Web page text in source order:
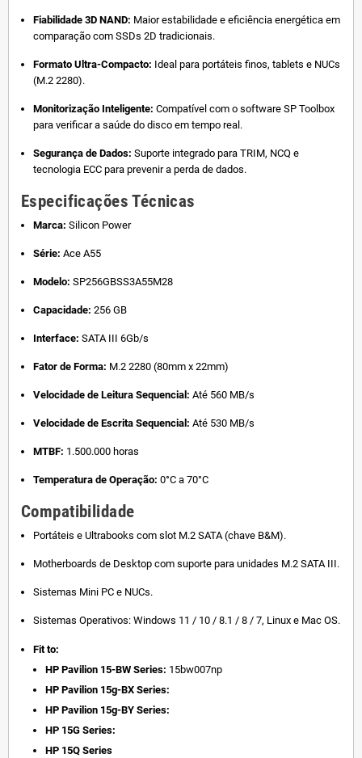
Fiabilidade 3D NAND: Maior estabilidade e eficiência energética em
comparação com SSDs 2D tradicionais.
Formato Ultra-Compacto: Ideal para portáteis finos, tablets e NUCs
(M.2 2280).
Monitorização Inteligente: Compatível com o software SP Toolbox
para verificar a saúde do disco em tempo real.
Segurança de Dados: Suporte integrado para TRIM, NCQ e
tecnologia ECC para prevenir a perda de dados.
Especificações Técnicas
Marca: Silicon Power
Série: Ace A55
Modelo: SP256GBSS3A55M28
Capacidade: 256 GB
Interface: SATA III 6Gb/s
Fator de Forma: M.2 2280 (80mm x 22mm)
Velocidade de Leitura Sequencial: Até 560 MB/s
Velocidade de Escrita Sequencial: Até 530 MB/s
MTBF: 1.500.000 horas
Temperatura de Operação: 0°C a 70°C
Compatibilidade
Portáteis e Ultrabooks com slot M.2 SATA (chave B&M).
Motherboards de Desktop com suporte para unidades M.2 SATA III.
Sistemas Mini PC e NUCs.
Sistemas Operativos: Windows 11 / 10 / 8.1 / 8 / 7, Linux e Mac OS.
Fit to:
HP Pavilion 15-BW Series: 15bw007np
HP Pavilion 15g-BX Series:
HP Pavilion 15g-BY Series:
HP 15G Series:
HP 15Q Series